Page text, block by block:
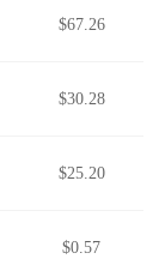
$67.26
$30.28
$25.20
$0.57